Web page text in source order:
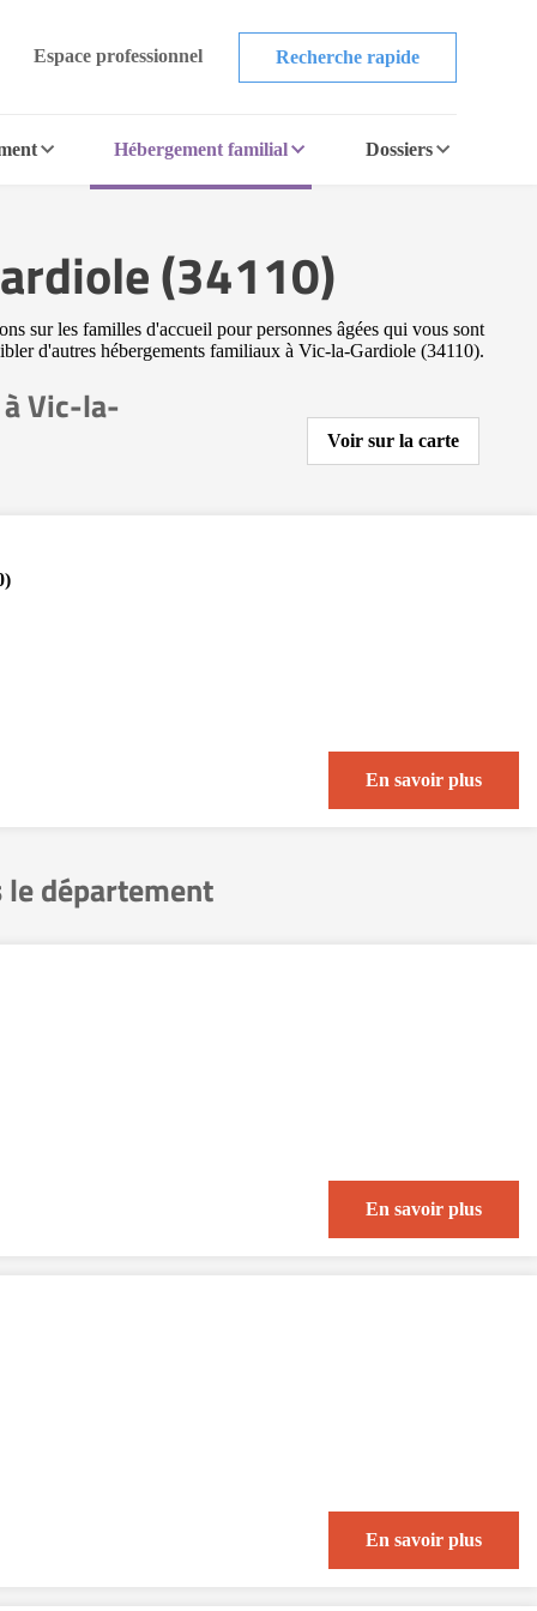
Espace professionnel Recherche rapide
Hébergement familial Dossiers
(34110)
sur les familles d'accueil pour personnes âgées qui vous sont
d'autres hébergements familiaux à Vic-la-Gardiole (34110).
Vic-la-
Voir sur la carte
En savoir plus
département
En savoir plus
En savoir plus